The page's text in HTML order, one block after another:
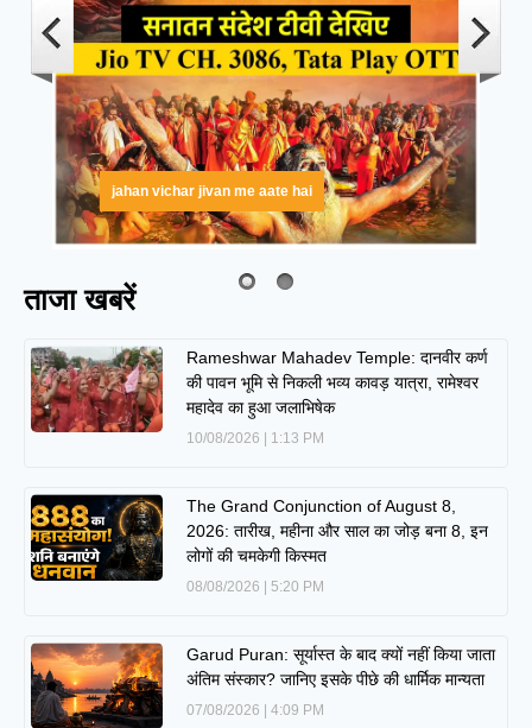
jahan vichar jivan me aate hai
ताजा खबरें
Rameshwar Mahadev Temple: दानवीर कर्ण
की पावन भूमि से निकली भव्य कावड़ यात्रा, रामेश्वर
महादेव का हुआ जलाभिषेक
10/08/2026 1:13 PM
The Grand Conjunction of August 8,
2026: तारीख, महीना और साल का जोड़ बना 8, इन
लोगों की चमकेगी किस्मत
08/08/2026 5:20 PM
Garud Puran: सूर्यास्त के बाद क्यों नहीं किया जाता
अंतिम संस्कार? जानिए इसके पीछे की धार्मिक मान्यता
07/08/2026 4:09 PM